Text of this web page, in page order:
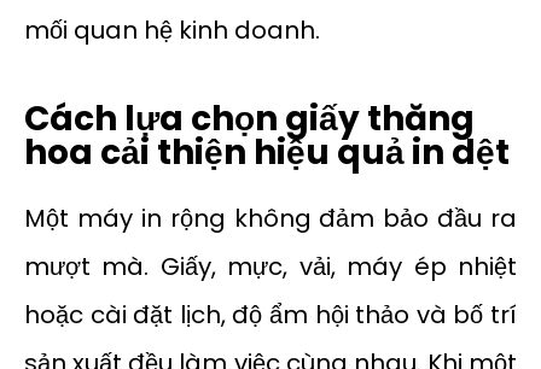
mối quan hệ kinh doanh.
Cách lựa chọn giấy thăng
hoa cải thiện hiệu quả in dệt
Một máy in rộng không đảm bảo đầu ra
mượt mà. Giấy, mực, vải, máy ép nhiệt
hoặc cài đặt lịch, độ ẩm hội thảo và bố trí